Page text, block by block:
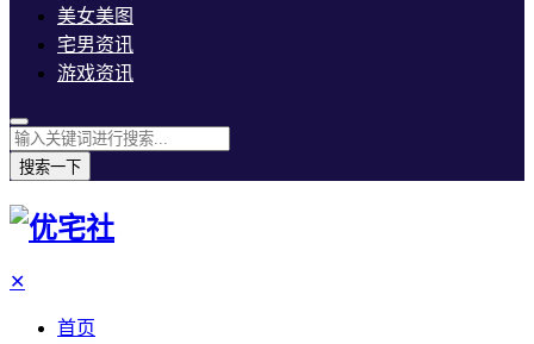
美女美图
宅男资讯
游戏资讯
搜索一下
✕
首页